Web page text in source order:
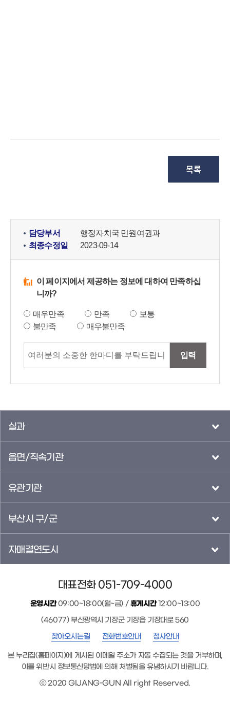
담당부서
행정자치국 민원여권과
최종수정일
2023-09-14
이 페이지에서 제공하는 정보에 대하여 만족하십
니까?
매우만족 만족
보통
불만족
매우불만족
입력
실과
읍면/직속기관
유관기관
부산시 구/군
자매결연도시
대표전화 051-709-4000
운영시간09:00~18:00(월~금) /휴게시간12:00~13:00
(46077) 부산광역시 기장군 기장읍 기장대로 560
찾아오시는길
전화번호안내 청사안내
본 누리집(홈페이지)에 게시된 이메일 주소가 자동 수집되는 것을 거부하며,
이를 위반시 정보통신망법에 의해 처벌됨을 유념하시기 바랍니다.
ⓒ 2020 GIJANG-GUN All right Reserved.